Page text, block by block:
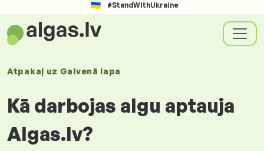
#StandWithUkraine
Atpakaļ uz Galvenā lapa
Kā darbojas algu aptauja
Algas.lv?